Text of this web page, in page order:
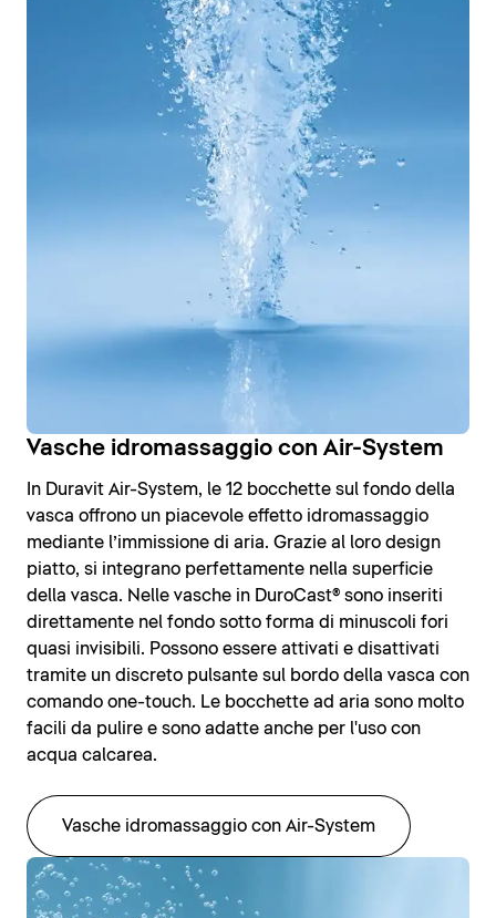
Vasche idromassaggio con Air-System
In Duravit Air-System, le 12 bocchette sul fondo della
vasca offrono un piacevole effetto idromassaggio
mediante l’immissione di aria. Grazie al loro design
piatto, si integrano perfettamente nella superficie
della vasca. Nelle vasche in DuroCast® sono inseriti
direttamente nel fondo sotto forma di minuscoli fori
quasi invisibili. Possono essere attivati e disattivati
tramite un discreto pulsante sul bordo della vasca con
comando one-touch. Le bocchette ad aria sono molto
facili da pulire e sono adatte anche per l'uso con
acqua calcarea.
Vasche idromassaggio con Air-System